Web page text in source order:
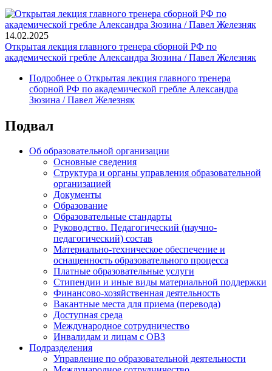
14.02.2025
Открытая лекция главного тренера сборной РФ по
академической гребле Александра Зюзина / Павел Железняк
Подробнее о Открытая лекция главного тренера
сборной РФ по академической гребле Александра
Зюзина / Павел Железняк
Подвал
Об образовательной организации
Основные сведения
Структура и органы управления образовательной
организацией
Документы
Образование
Образовательные стандарты
Руководство. Педагогический (научно-
педагогический) состав
Материально-техническое обеспечение и
оснащенность образовательного процесса
Платные образовательные услуги
Стипендии и иные виды материальной поддержки
Финансово-хозяйственная деятельность
Вакантные места для приема (перевода)
Доступная среда
Международное сотрудничество
Инвалидам и лицам с ОВЗ
Подразделения
Управление по образовательной деятельности